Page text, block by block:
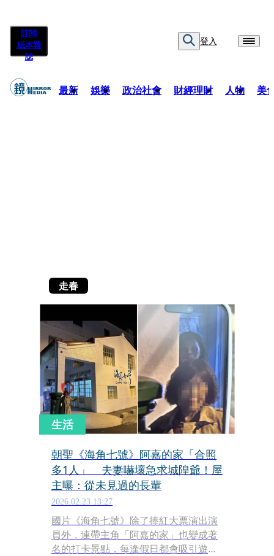
訂閱
紙本雜
誌
登入
最新 娛樂 政治社會 財經理財 人物 美
走春
生活
朝聖《海角七號》阿嘉的家「合照
多1人」 夫妻嚇壞急求城隍爺！屋
主曝：從未見過的長輩
2026.02.23 13:27
國片《海角七號》除了捧紅大票演出演
員外，連帶主角「阿嘉的家」也變成著
名的打卡景點，每逢假日都會吸引遊客